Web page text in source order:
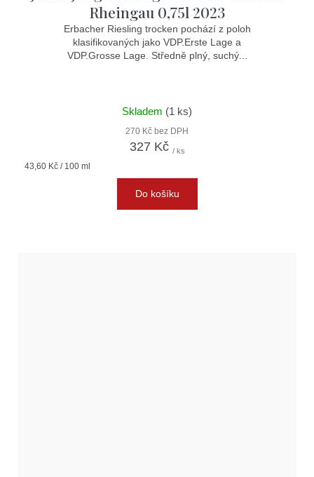
Rheingau 0,75l 2023
Erbacher Riesling trocken pochází z poloh
klasifikovaných jako VDP.Erste Lage a
VDP.Grosse Lage. Středně plný, suchý...
Skladem (1 ks)
270 Kč bez DPH
327 Kč / ks
Měrná
43,60 Kč / 100 ml
Do košíku